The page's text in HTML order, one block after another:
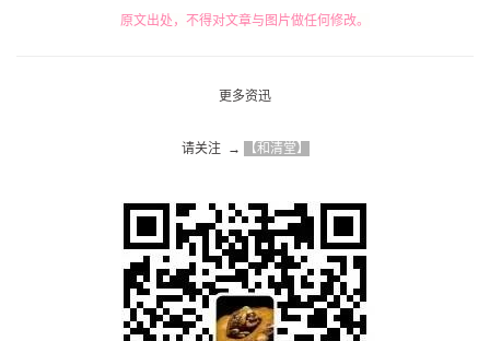
原文出处，不得对文章与图片做任何修改。
更多资迅
请关注  → 【和清堂】